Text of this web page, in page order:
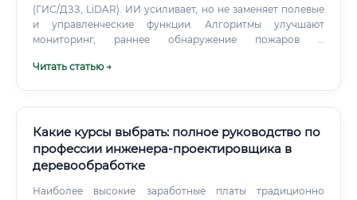
(ГИС/ДЗЗ, LiDAR). ИИ усиливает, но не заменяет полевые
и управленческие функции. Алгоритмы улучшают
мониторинг, раннее обнаружение пожаров и
юридическую ответственность и организацию работ
Читать статью →
Какие курсы выбрать: полное руководство по
профессии инженера-проектировщика в
деревообработке
Наиболее высокие заработные платы традиционно